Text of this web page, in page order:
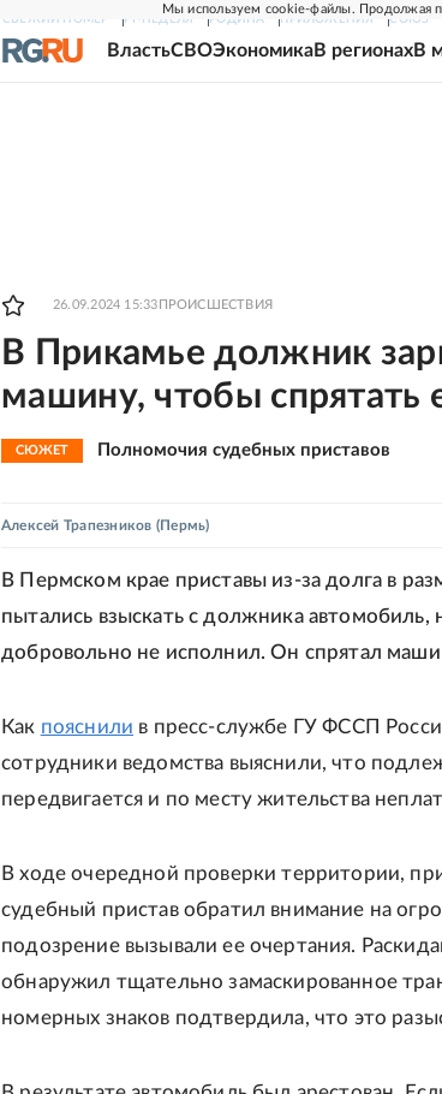
Мы используем cookie-файлы. Продолжая
СВЕЖИЙ НОМЕР РГ-НЕДЕЛЯ РОДИНА ПРИЛОЖЕНИЯ СОЮЗ
ВластьСВОЭкономикаВ регионахВ
26.09.2024 15:33 ПРОИСШЕСТВИЯ
В Прикамье должник
машину, чтобы спрятать
СЮЖЕТ Полномочия судебных приставов
Алексей Трапезников (Пермь)
В Пермском крае приставы из-за долга в
пытались взыскать с должника
добровольно не исполнил. Он спрятал
Как пояснили в пресс-службе ГУ ФССП
сотрудники ведомства выяснили, что
передвигается и по месту жительства
В ходе очередной проверки территории,
судебный пристав обратил внимание на
подозрение вызывали ее очертания.
обнаружил тщательно замаскированное
номерных знаков подтвердила, что это